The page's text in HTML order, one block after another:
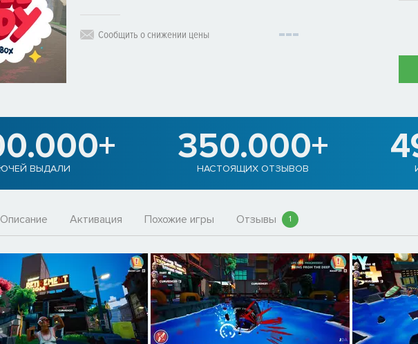
Сообщить о снижении цены
ВЫДАЛИ
350.000+
НАСТОЯЩИХ ОТЗЫВОВ
Описание Активация Похожие игры Отзывы 1